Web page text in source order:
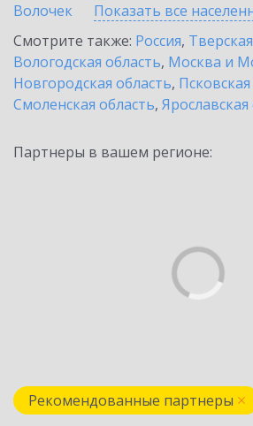
Волочек
Показать все
Смотрите также: Россия,
Вологодская область, Москва и
Новгородская область,
Смоленская область, Ярославская
Партнеры в вашем регионе:
Рекомендованные партнеры